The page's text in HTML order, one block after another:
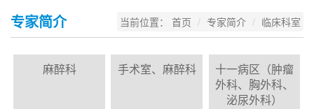
专家简介 当前位置： 首页 专家简介 临床科室
麻醉科 手术室、麻醉科
十一病区（肿瘤
外科、胸外科、
泌尿外科）